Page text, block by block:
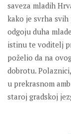
saveza mladih
kako je svrha
odgoju duha
istinu te voditelj
poželio da na
dobrotu.
u prekrasnom
staroj gradskoj